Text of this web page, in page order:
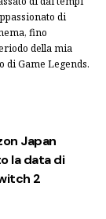
di
fino
della mia
Game Legends.
Japan
la data di
2